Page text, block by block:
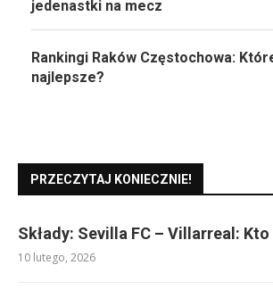
jedenastki na mecz
Rankingi Raków Częstochowa:
najlepsze?
PRZECZYTAJ KONIECZNIE!
Składy: Sevilla FC – Villarreal:
10 lutego, 2026